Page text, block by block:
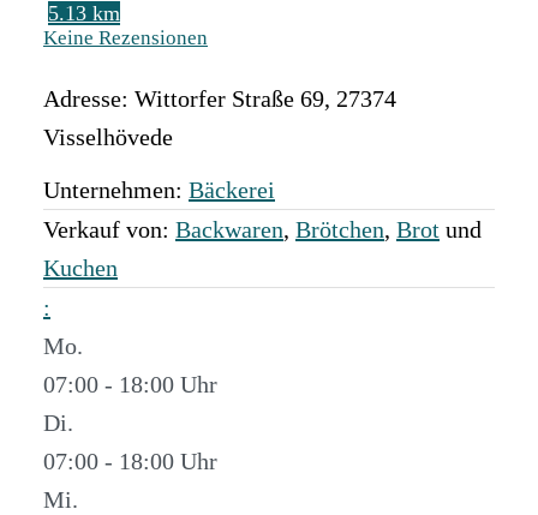
5.13 km
Keine Rezensionen
Adresse: Wittorfer Straße 69, 27374
Visselhövede
Unternehmen: Bäckerei
Verkauf von: Backwaren, Brötchen, Brot und
Kuchen
:
Mo.
07:00 - 18:00
Di.
07:00 - 18:00
Mi.